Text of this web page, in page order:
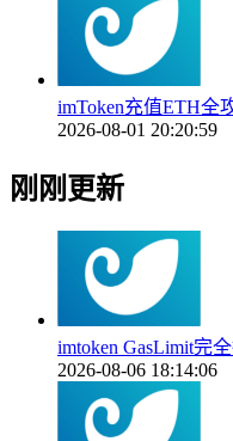
imToken充值ETH全
2026-08-01 20:20:59
刚刚更新
imtoken GasLimit完
2026-08-06 18:14:06